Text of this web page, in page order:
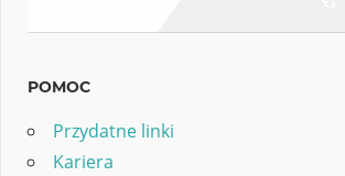
POMOC
Przydatne linki
Kariera